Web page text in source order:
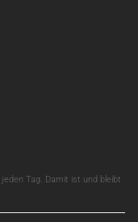
Tag. Damit ist und bleibt